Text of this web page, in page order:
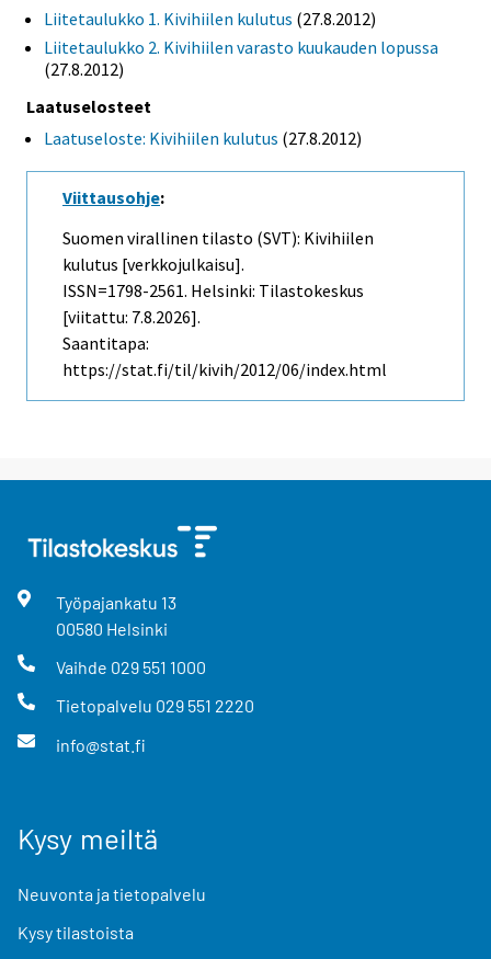
Liitetaulukko 1. Kivihiilen kulutus (27.8.2012)
Liitetaulukko 2. Kivihiilen varasto kuukauden lopussa
(27.8.2012)
Laatuselosteet
Laatuseloste: Kivihiilen kulutus (27.8.2012)
Viittausohje:
Suomen virallinen tilasto (SVT): Kivihiilen
kulutus [verkkojulkaisu].
ISSN=1798-2561. Helsinki: Tilastokeskus
[viitattu: 7.8.2026].
Saantitapa:
https://stat.fi/til/kivih/2012/06/index.html
Työpajankatu 13
00580 Helsinki
Vaihde 029 551 1000
Tietopalvelu 029 551 2220
info@stat.fi
Kysy meiltä
Neuvonta ja tietopalvelu
Kysy tilastoista